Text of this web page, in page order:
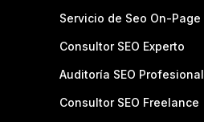
Servicio de Seo On-Page
Consultor SEO Experto
Auditoría SEO Profesional
Consultor SEO Freelance